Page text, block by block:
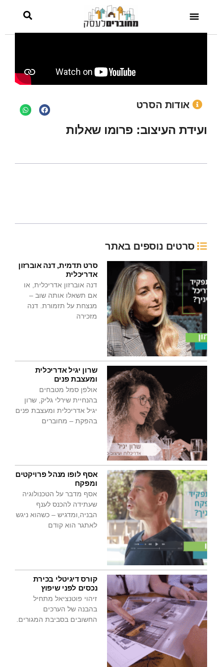
אודות הסרט
ועידת העיצוב: פרומו שאלות
סרטים נוספים באתר
סרט תדמית, דנה אוברזון
אדריכלית
דנה אוברזון אדריכלית, או
אם תשאלו אותה שוב –
מנצחת על תזמורת. דנה
מזכירה
שרון יגיל אדריכלית
ומעצבת פנים
אולפן סמל מטבחים
בהנחיית שירלי גליק, שרון
יגיל אדריכלית ומעצבת פנים
בהפקת – מחוברים
אסף לופו מנהל פרויקטים
ומפקח
אסף מדבר על הטכנולוגיה
שעתידה להכנס לענף
הבניה,ומדגיש – כשהוא ניגש
לאתגר הוא קודם
קורס דיגיטלי בכירת
נכסים לפני שיפוץ
זיהוי פוטנציאל מתחיל
בהבנה של הערכים
החשובים בסביבת המגורים.